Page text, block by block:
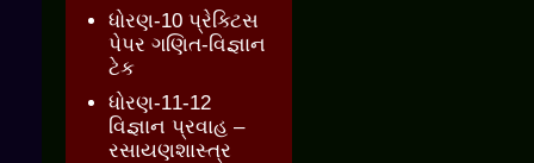
ધોરણ-10 પ્રેક્ટિસ
પેપર ગણિત-વિજ્ઞાન
ટેક
ધોરણ-11-12
વિજ્ઞાન પ્રવાહ –
રસાયણશાસ્ત્ર